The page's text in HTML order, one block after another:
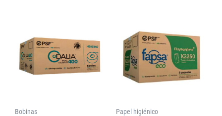
Bobinas Papel higiénico